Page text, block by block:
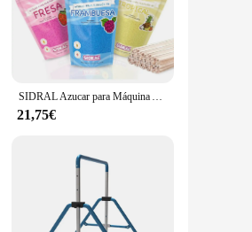
SIDRAL Azucar para Máquina Algodón 5 + 1 GRATIS (6x 250 gr) CON 50 PALITOS RECICLABLES PARA DEGUSTACION DE 6 SABORES (FRESA/FRAMBUESA/COLA/CEREZA/TROPICAL/MANZANA/
21,75€